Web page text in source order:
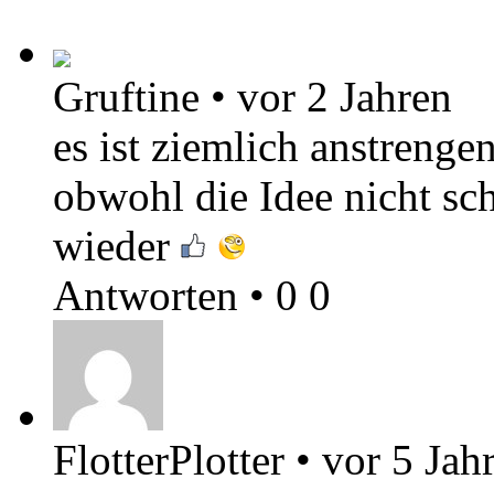
Gruftine • vor 2 Jahren
es ist ziemlich
obwohl die Idee nicht
wieder
Antworten • 0 0
FlotterPlotter • vor 5